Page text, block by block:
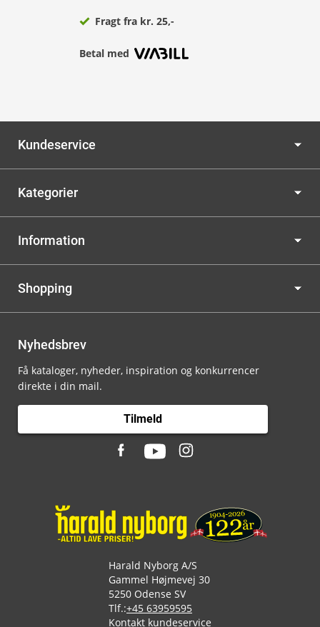
Fragt fra kr. 25,-
Betal med
Kundeservice
Kategorier
Information
Shopping
Nyhedsbrev
Få kataloger, nyheder, inspiration og konkurrencer
direkte i din mail.
Tilmeld
Harald Nyborg A/S
Gammel Højmevej 30
5250 Odense SV
Tlf.:+45 63959595
Kontakt kundeservice